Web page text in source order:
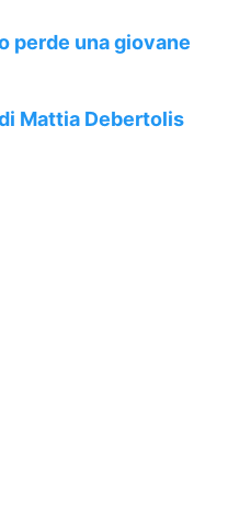
perde una giovane
Mattia Debertolis